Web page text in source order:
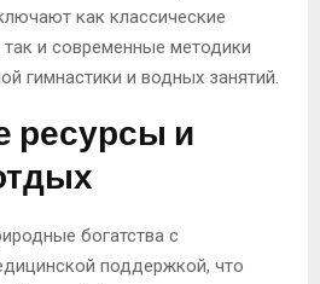
как классические
и современные методики
гимнастики и водных занятий.
ресурсы и
богатства с
поддержкой, что